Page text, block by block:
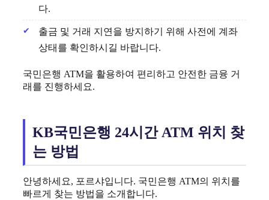
다.
출금 및 거래 지연을 방지하기 위해 사전에 계좌
상태를 확인하시길 바랍니다.
국민은행 ATM을 활용하여 편리하고 안전한 금융 거
래를 진행하세요.
KB국민은행 24시간 ATM 위치 찾
는 방법
안녕하세요, 포르샤입니다. 국민은행 ATM의 위치를
빠르게 찾는 방법을 소개합니다.